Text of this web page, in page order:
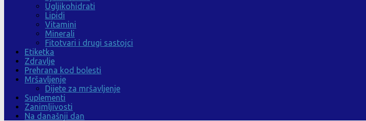
Ugljikohidrati
Lipidi
Vitamini
Minerali
Fitotvari i drugi sastojci
Etiketka
Zdravlje
Prehrana kod bolesti
Mršavljenje
Dijete za mršavljenje
Suplementi
Zanimljivosti
Na današnji dan